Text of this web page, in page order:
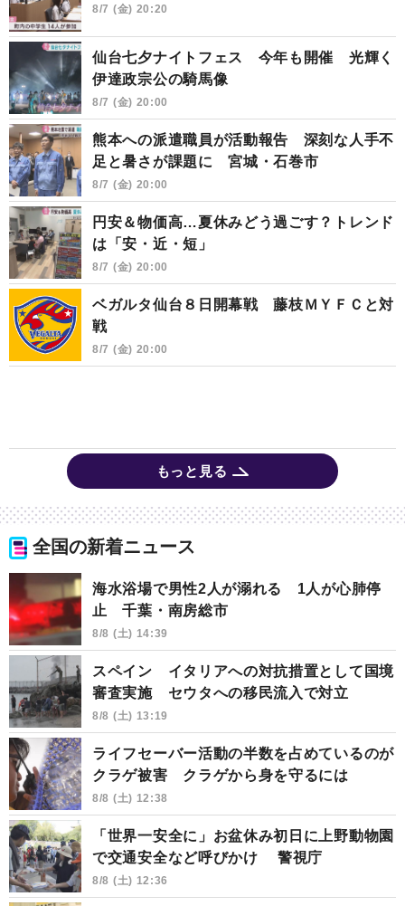
8/7 (金) 20:20
仙台七夕ナイトフェス 今年も開催 光輝く
伊達政宗公の騎馬像
8/7 (金) 20:00
熊本への派遣職員が活動報告 深刻な人手不
足と暑さが課題に 宮城・石巻市
8/7 (金) 20:00
円安＆物価高…夏休みどう過ごす？トレンド
は「安・近・短」
8/7 (金) 20:00
ベガルタ仙台８日開幕戦 藤枝ＭＹＦＣと対
戦
8/7 (金) 20:00
もっと見る
全国の新着ニュース
海水浴場で男性2人が溺れる 1人が心肺停
止 千葉・南房総市
8/8 (土) 14:39
スペイン イタリアへの対抗措置として国境
審査実施 セウタへの移民流入で対立
8/8 (土) 13:19
ライフセーバー活動の半数を占めているのが
クラゲ被害 クラゲから身を守るには
8/8 (土) 12:38
「世界一安全に」お盆休み初日に上野動物園
で交通安全など呼びかけ 警視庁
8/8 (土) 12:36